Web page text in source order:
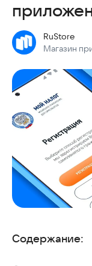
RuStore
Магазин
Содержание: